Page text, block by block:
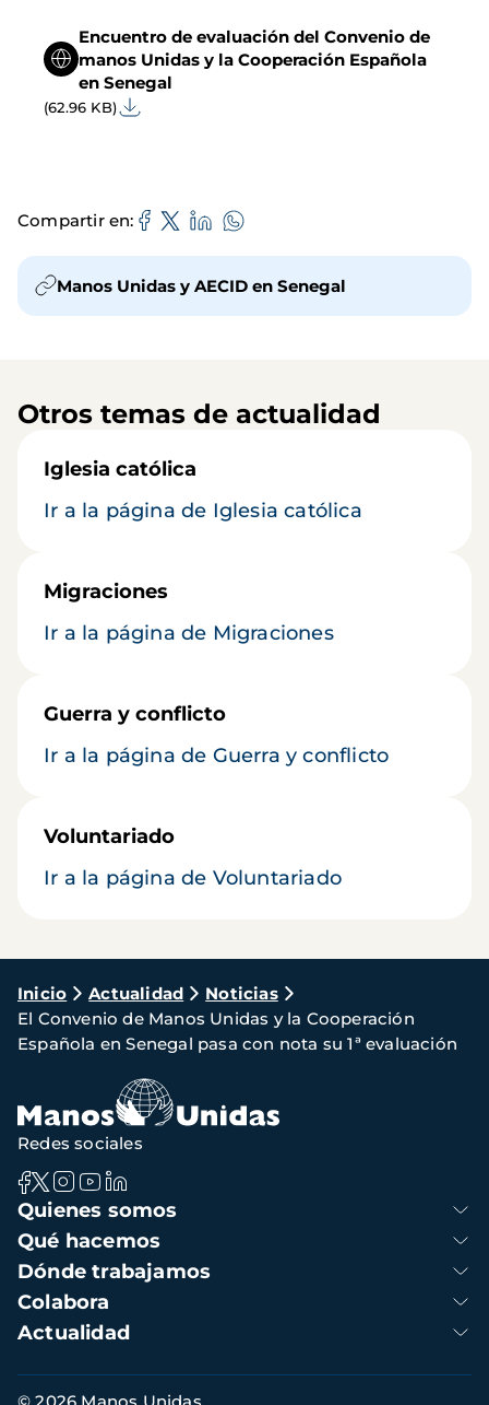
Encuentro de evaluación del Convenio de
manos Unidas y la Cooperación Española
en Senegal
(62.96 KB)
Compartir en
Manos Unidas y AECID en Senegal
Otros temas de actualidad
Iglesia católica
Ir a la página de Iglesia católica
Migraciones
Ir a la página de Migraciones
Guerra y conflicto
Ir a la página de Guerra y conflicto
Voluntariado
Ir a la página de Voluntariado
Ruta
de
navegación
Inicio Actualidad
Noticias
El Convenio de Manos Unidas y la Cooperación
Española en Senegal pasa con nota su 1ª evaluación
Navegación
principal
Quienes somos
Qué hacemos
Dónde trabajamos
Colabora
Actualidad
Redes sociales
Información
© 2026 Manos Unidas